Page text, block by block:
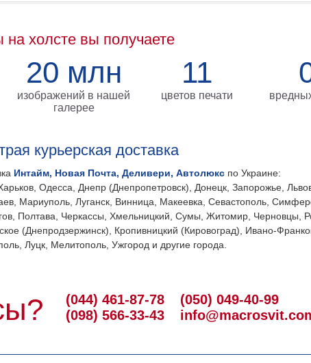
на холсте вы получаете
20 млн
изображений в нашей
галерее
11
цветов печати
курьерская доставка
Интайм, Новая Почта, Деливери, Автолюкс по Украине:
Одесса, Днепр (Днепропетровск), Донецк, Запорожье,
Мариуполь, Луганск, Винница, Макеевка, Севастополь,
Полтава, Черкассы, Хмельницкий, Сумы, Житомир, Черновцы,
(Днепродзержинск), Кропивницкий (Кировоград), Ивано-
Луцк, Мелитополь, Ужгород и другие города.
(044) 461-87-78
(098) 566-33-43
(050) 049-40-99